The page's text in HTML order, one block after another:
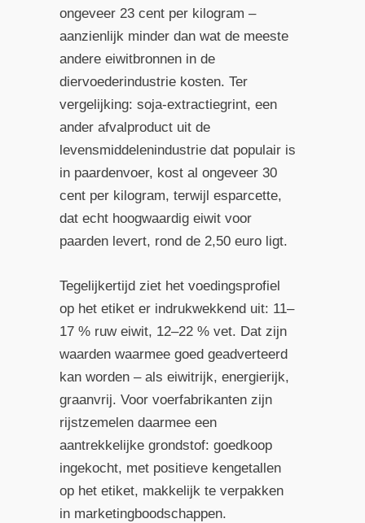
ongeveer 23 cent per kilogram –
aanzienlijk minder dan wat de meeste
andere eiwitbronnen in de
diervoederindustrie kosten. Ter
vergelijking: soja-extractiegrint, een
ander afvalproduct uit de
levensmiddelenindustrie dat populair is
in paardenvoer, kost al ongeveer 30
cent per kilogram, terwijl esparcette,
dat echt hoogwaardig eiwit voor
paarden levert, rond de 2,50 euro ligt.
Tegelijkertijd ziet het voedingsprofiel
op het etiket er indrukwekkend uit: 11–
17 % ruw eiwit, 12–22 % vet. Dat zijn
waarden waarmee goed geadverteerd
kan worden – als eiwitrijk, energierijk,
graanvrij. Voor voerfabrikanten zijn
rijstzemelen daarmee een
aantrekkelijke grondstof: goedkoop
ingekocht, met positieve kengetallen
op het etiket, makkelijk te verpakken
in marketingboodschappen.